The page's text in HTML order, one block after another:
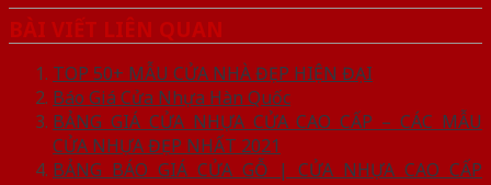
BÀI VIẾT LIÊN QUAN
TOP 50+ MẪU CỬA NHÀ ĐẸP HIỆN ĐẠI
Báo Giá Cửa Nhựa Hàn Quốc
BẢNG GIÁ CỬA NHỰA CỬA CAO CẤP – CÁC MẪU
CỬA NHỰA ĐẸP NHẤT 2021
BẢNG BÁO GIÁ CỬA GỖ | CỬA NHỰA CAO CẤP